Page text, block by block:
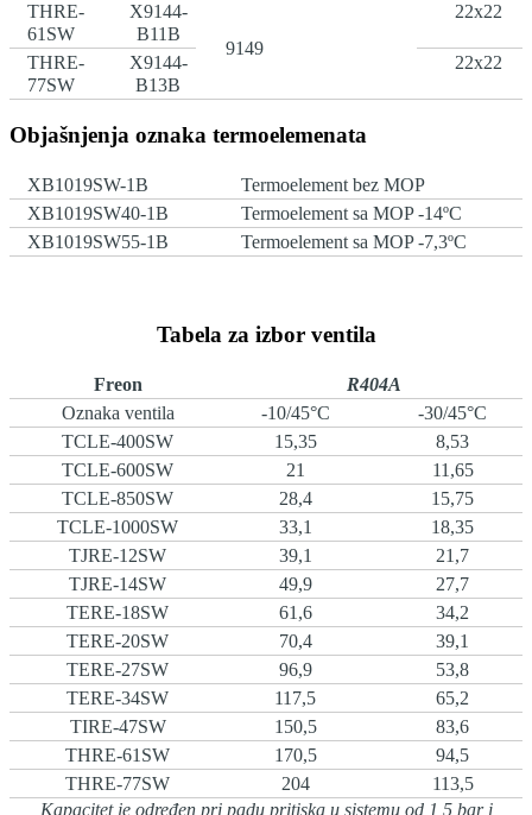
THRE-
61SW
X9144-
B11B
9149
22x22
THRE-
77SW
X9144-
B13B
22x22
Objašnjenja oznaka termoelemenata
XB1019SW-1B
Termoelement bez MOP
XB1019SW40-1B
Termoelement sa MOP -14ºC
XB1019SW55-1B
Termoelement sa MOP -7,3ºC
Tabela za izbor ventila
Freon
R404A
Oznaka ventila
-10/45°C
-30/45°C
TCLE-400SW
15,35
8,53
TCLE-600SW
21
11,65
TCLE-850SW
28,4
15,75
TCLE-1000SW
33,1
18,35
TJRE-12SW
39,1
21,7
TJRE-14SW
49,9
27,7
TERE-18SW
61,6
34,2
TERE-20SW
70,4
39,1
TERE-27SW
96,9
53,8
TERE-34SW
117,5
65,2
TIRE-47SW
150,5
83,6
THRE-61SW
170,5
94,5
THRE-77SW
204
113,5
Kapacitet je određen pri padu pritiska u sistemu od 1,5 bar i